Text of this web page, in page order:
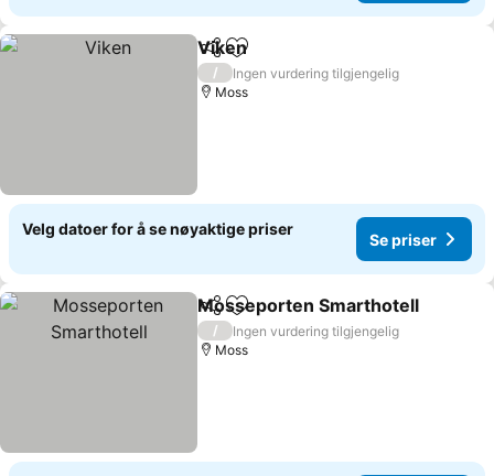
Del Legg til i favoritter
Viken
/
Ingen vurdering tilgjengelig
Moss
Velg datoer for å se nøyaktige priser
Se priser
Del Legg til i favoritter
Mosseporten Smarthotell
/
Ingen vurdering tilgjengelig
Moss